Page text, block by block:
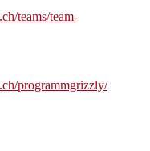
teams/team-
programmgrizzly/